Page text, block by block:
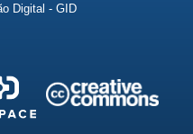
Digital - GID